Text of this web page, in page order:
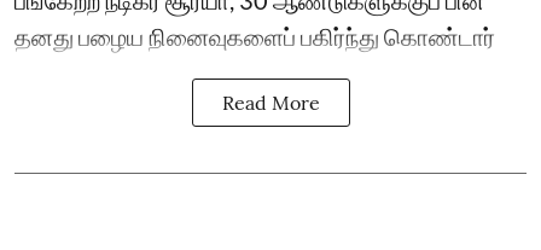
தனது பழைய நினைவுகளைப் பகிர்ந்து கொண்டார்
Read More